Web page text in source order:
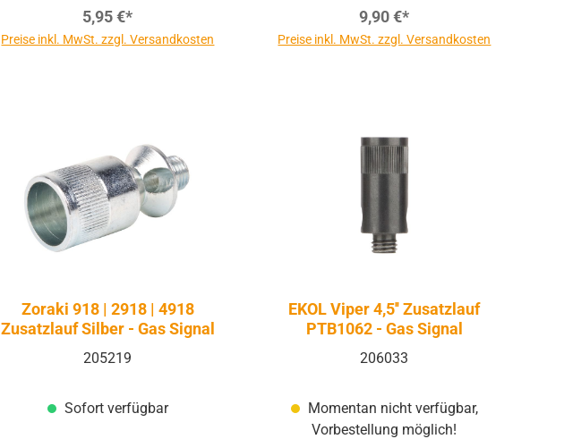
5,95 €*
Preise inkl. MwSt. zzgl. Versandkosten
9,90 €*
Preise inkl. MwSt. zzgl. Versandkosten
Zoraki 918 | 2918 | 4918
Zusatzlauf Silber - Gas Signal
205219
Sofort verfügbar
EKOL Viper 4,5'' Zusatzlauf
PTB1062 - Gas Signal
206033
Momentan nicht verfügbar,
Vorbestellung möglich!